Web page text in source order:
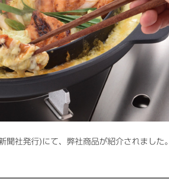
社発行)にて、弊社商品が紹介されました。